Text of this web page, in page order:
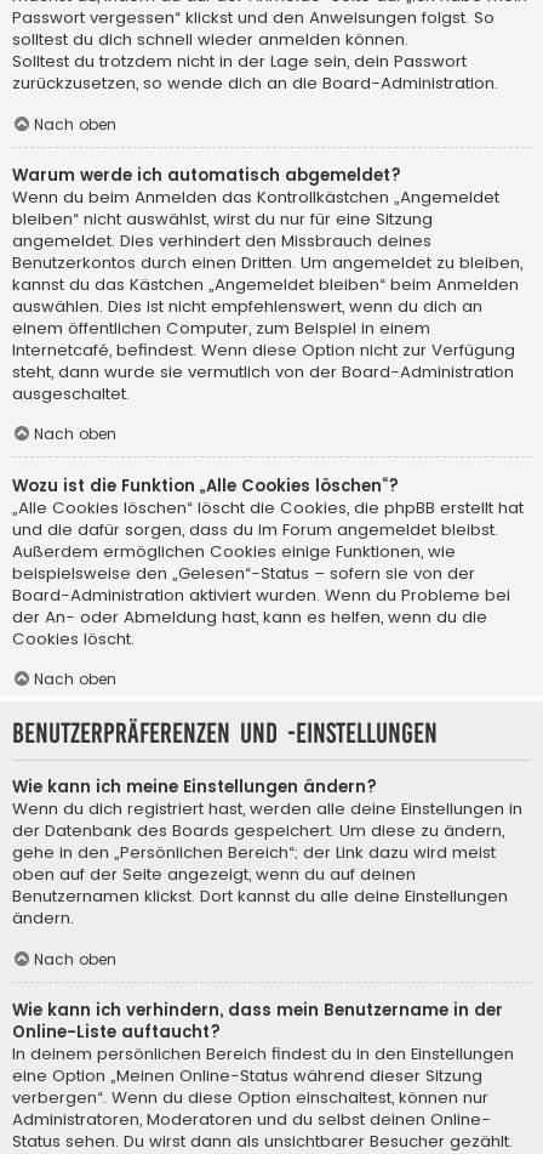
Passwort vergessen“ klickst und den Anweisungen folgst. So
solltest du dich schnell wieder anmelden können.
Solltest du trotzdem nicht in der Lage sein, dein Passwort
zurückzusetzen, so wende dich an die Board-Administration.
Nach oben
Warum werde ich automatisch abgemeldet?
Wenn du beim Anmelden das Kontrollkästchen „Angemeldet
bleiben“ nicht auswählst, wirst du nur für eine Sitzung
angemeldet. Dies verhindert den Missbrauch deines
Benutzerkontos durch einen Dritten. Um angemeldet zu bleiben,
kannst du das Kästchen „Angemeldet bleiben“ beim Anmelden
auswählen. Dies ist nicht empfehlenswert, wenn du dich an
einem öffentlichen Computer, zum Beispiel in einem
Internetcafé, befindest. Wenn diese Option nicht zur Verfügung
steht, dann wurde sie vermutlich von der Board-Administration
ausgeschaltet.
Nach oben
Wozu ist die Funktion „Alle Cookies löschen“?
„Alle Cookies löschen“ löscht die Cookies, die phpBB erstellt hat
und die dafür sorgen, dass du im Forum angemeldet bleibst.
Außerdem ermöglichen Cookies einige Funktionen, wie
beispielsweise den „Gelesen“-Status – sofern sie von der
Board-Administration aktiviert wurden. Wenn du Probleme bei
der An- oder Abmeldung hast, kann es helfen, wenn du die
Cookies löscht.
Nach oben
Benutzerpräferenzen und -einstellungen
Wie kann ich meine Einstellungen ändern?
Wenn du dich registriert hast, werden alle deine Einstellungen in
der Datenbank des Boards gespeichert. Um diese zu ändern,
gehe in den „Persönlichen Bereich“; der Link dazu wird meist
oben auf der Seite angezeigt, wenn du auf deinen
Benutzernamen klickst. Dort kannst du alle deine Einstellungen
ändern.
Nach oben
Wie kann ich verhindern, dass mein Benutzername in der
Online-Liste auftaucht?
In deinem persönlichen Bereich findest du in den Einstellungen
eine Option „Meinen Online-Status während dieser Sitzung
verbergen“. Wenn du diese Option einschaltest, können nur
Administratoren, Moderatoren und du selbst deinen Online-
Status sehen. Du wirst dann als unsichtbarer Besucher gezählt.